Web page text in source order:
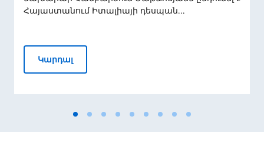
Հայաստանում Իտալիայի դեսպան...
ԿարդալԴեսպան Ալեսսանդրո Ֆերրանտիի